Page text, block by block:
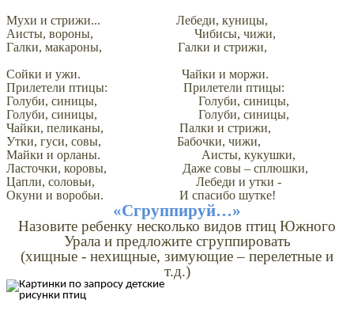
Мухи и стрижи... Лебеди, куницы,
Аисты, вороны, Чибисы, чижи,
Галки, макароны, Галки и стрижи,
Сойки и ужи. Чайки и моржи.
Прилетели птицы: Прилетели птицы:
Голуби, синицы, Голуби, синицы,
Голуби, синицы, Голуби, синицы,
Чайки, пеликаны, Палки и стрижи,
Утки, гуси, совы, Бабочки, чижи,
Майки и орланы. Аисты, кукушки,
Ласточки, коровы, Даже совы – сплюшки,
Цапли, соловьи, Лебеди и утки -
Окуни и воробьи. И спасибо шутке!
«Сгруппируй…»
Назовите ребенку несколько видов птиц Южного
Урала и предложите сгруппировать
(хищные - нехищные, зимующие – перелетные и
т.д.)